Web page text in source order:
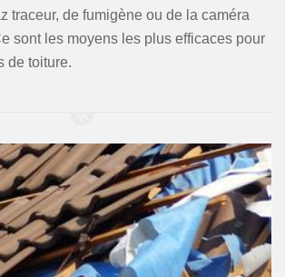
traceur, de fumigène ou de la caméra
sont les moyens les plus efficaces pour
de toiture.